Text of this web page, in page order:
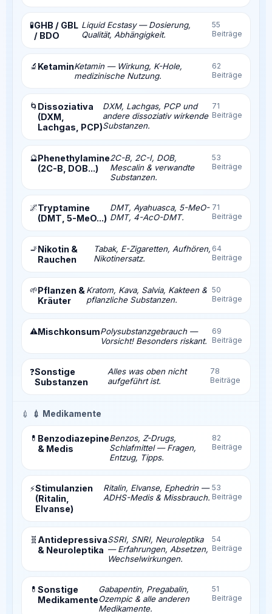
🧪GHB / GBL
/ BDO
Liquid Ecstasy — Dosierung,
Qualität, Abhängigkeit.
55
Beiträge
🔬 KetaminKetamin — Wirkung, K-Hole,
medizinische Nutzung.
62
Beiträge
🌀 Dissoziativa
(DXM,
Lachgas, PCP)
DXM, Lachgas, PCP und
andere dissoziativ wirkende
Substanzen.
71
Beiträge
🔮Phenethylamine
(2C-B, DOB...)
2C-B, 2C-I, DOB,
Mescalin & verwandte
Substanzen.
53
Beiträge
🌌Tryptamine
(DMT, 5-MeO...)
DMT, Ayahuasca, 5-MeO-
DMT, 4-AcO-DMT.
71
Beiträge
🚬Nikotin &
Rauchen
Tabak, E-Zigaretten, Aufhören,
Nikotinersatz.
64
Beiträge
🌱Pflanzen &
Kräuter
Kratom, Kava, Salvia, Kakteen &
pflanzliche Substanzen.
50
Beiträge
⚠️MischkonsumPolysubstanzgebrauch —
Vorsicht! Besonders riskant.
69
Beiträge
❓Sonstige
Substanzen
Alles was oben nicht
aufgeführt ist.
78
Beiträge
💉 💉 Medikamente
💊 Benzodiazepine
& Medis
Benzos, Z-Drugs,
Schlafmittel — Fragen,
Entzug, Tipps.
82
Beiträge
⚡Stimulanzien
(Ritalin,
Elvanse)
Ritalin, Elvanse, Ephedrin —
ADHS-Medis & Missbrauch.
53
Beiträge
🧬 Antidepressiva
& Neuroleptika
SSRI, SNRI, Neuroleptika
— Erfahrungen, Absetzen,
Wechselwirkungen.
54
Beiträge
💊 Sonstige
Medikamente
Gabapentin, Pregabalin,
Ozempic & alle anderen
Medikamente.
51
Beiträge